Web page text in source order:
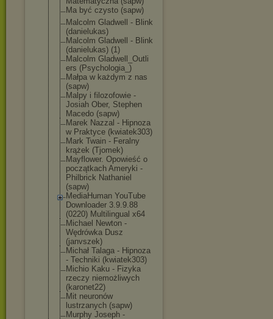
Ma być czysto (sapw)
Malcolm Gladwell - Blink
(danielukas)
Malcolm Gladwell - Blink
(danielukas) (1)
Malcolm Gladwell_Outli
ers (Psychologia_)
Małpa w każdym z nas
(sapw)
Malpy i filozofowie -
Josiah Ober, Stephen
Macedo (sapw)
Marek Nazzal - Hipnoza
w Praktyce (kwiatek303)
Mark Twain - Feralny
krążek (Tjomek)
Mayflower. Opowieść o
początkach Ameryki -
Philbrick Nathaniel
(sapw)
MediaHuman YouTube
Downloader 3.9.9.88
(0220) Multilingual x64
Michael Newton -
Wędrówka Dusz
(janvszek)
Michał Talaga - Hipnoza
- Techniki (kwiatek303)
Michio Kaku - Fizyka
rzeczy niemożliwych
(karonet22)
Mit neuronów
lustrzanych (sapw)
Murphy Joseph -